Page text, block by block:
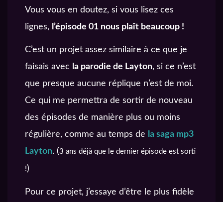
Vous vous en doutez, si vous lisez ces
lignes,
l’épisode 01 nous plaît beaucoup !
C’est un projet assez similaire à ce que je
faisais avec la parodie de Layton, si ce n’est
que presque aucune réplique n’est de moi.
Ce qui me permettra de sortir de nouveau
des épisodes de manière plus ou moins
régulière, comme au temps de la saga mp3
Layton. (3 ans déjà que le dernier épisode est sorti
!)
Pour ce projet, j’essaye d’être le plus fidèle